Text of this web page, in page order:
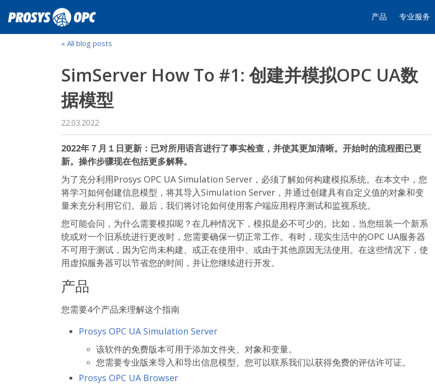
产品 专业服务
« All blog posts
SimServer How To #1: 创建并模拟OPC UA数
据模型
22.03.2022
2022年７月１日更新：已对所用语言进行了事实检查，并使其更加清晰。开始时的流程图已更
新。操作步骤现在包括更多解释。
为了充分利用Prosys OPC UA Simulation Server，必须了解如何构建模拟系统。在本文中，您
将学习如何创建信息模型，将其导入Simulation Server，并通过创建具有自定义值的对象和变
量来充分利用它们。最后，我们将讨论如何使用客户端应用程序测试和监视系统。
您可能会问，为什么需要模拟呢？在几种情况下，模拟是必不可少的。比如，当您组装一个新系
统或对一个旧系统进行更改时，您需要确保一切正常工作。有时，现实生活中的OPC UA服务器
不可用于测试，因为它尚未构建、或正在使用中、或由于其他原因无法使用。在这些情况下，使
用虚拟服务器可以节省您的时间，并让您继续进行开发。
产品
您需要4个产品来理解这个指南
Prosys OPC UA Simulation Server
该软件的免费版本可用于添加文件夹、对象和变量。
您需要专业版来导入和导出信息模型。您可以联系我们以获得免费的评估许可证。
Prosys OPC UA Browser